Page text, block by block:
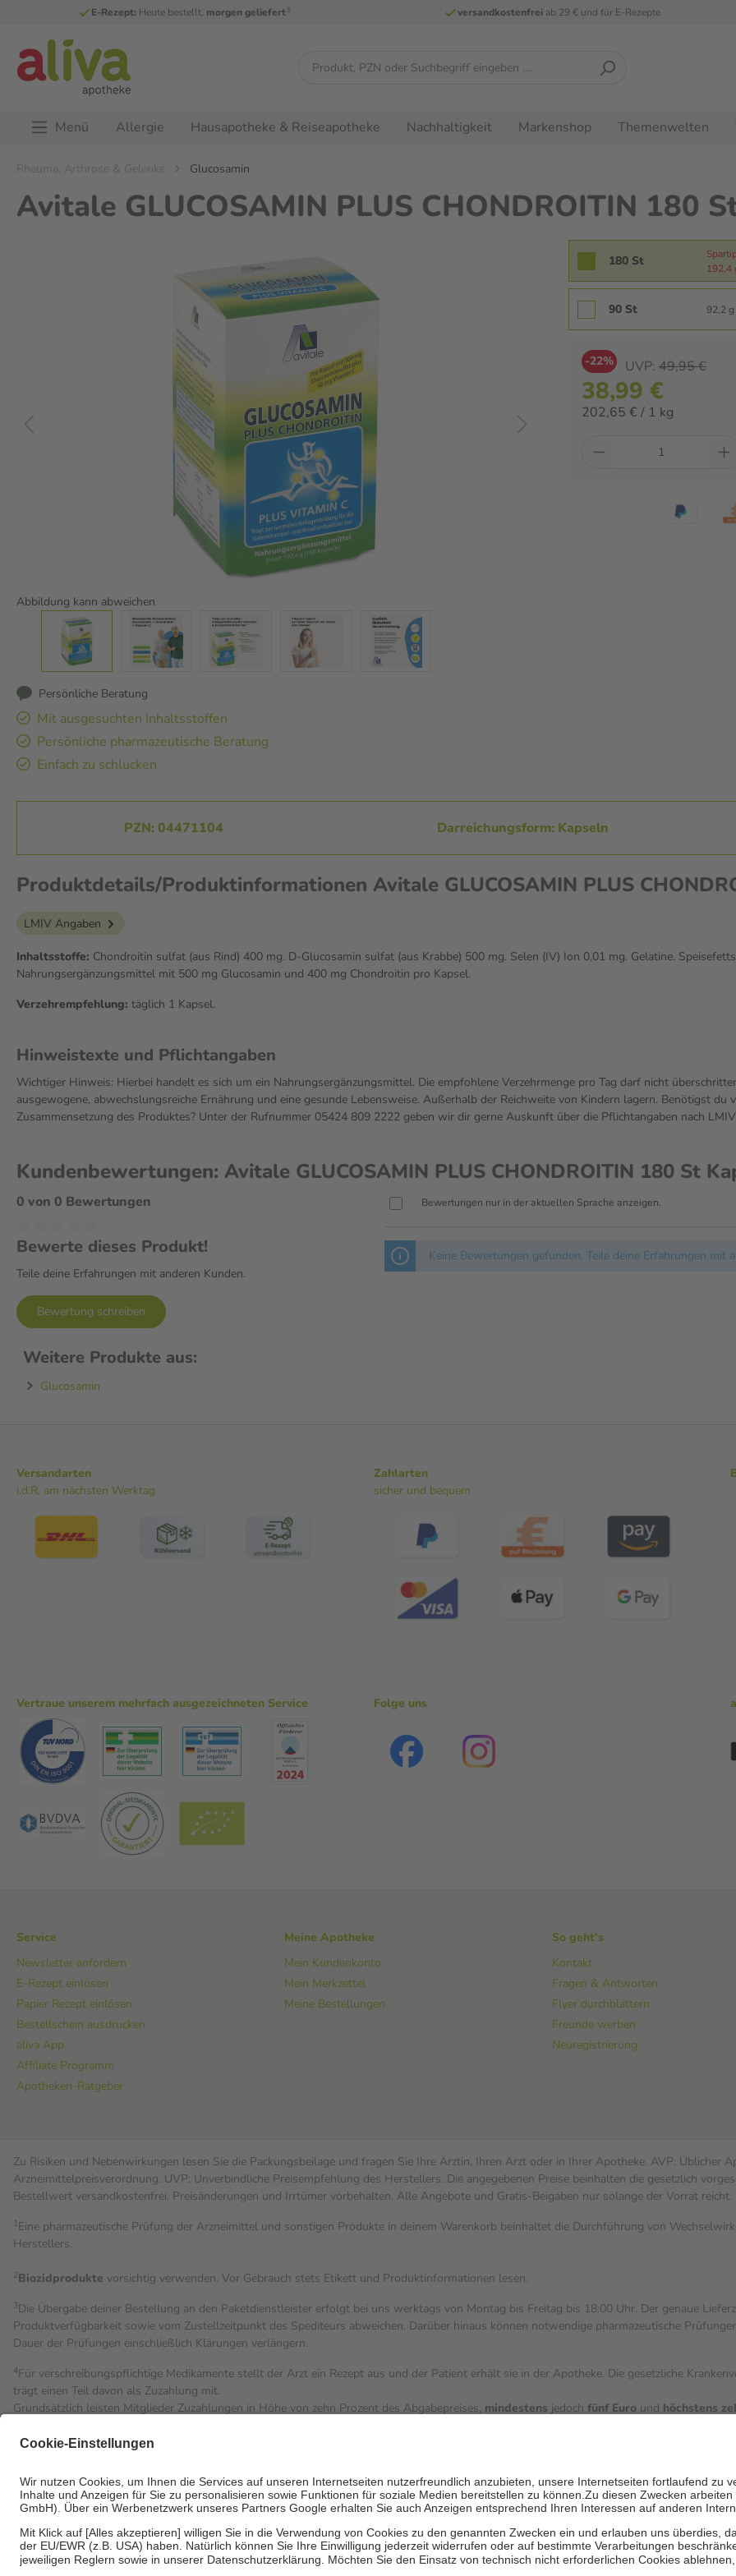
E-Rezept: Heute bestellt, morgen geliefert3 versandkostenfreiab 29 € und für E-Rezepte
Menü Allergie Hausapotheke & Reiseapotheke Nachhaltigkeit Markenshop Themenwelten
Rheuma, Arthrose & Gelenke Glucosamin
Avitale GLUCOSAMIN PLUS CHONDROITIN 180
Abbildung kann abweichen
Persönliche Beratung
Mit ausgesuchten Inhaltsstoffen
Persönliche pharmazeutische Beratung
Einfach zu schlucken
180 St
192,4
90 St 92,2
-22% UVP: 49,95 €
38,99 €
202,65 € / 1 kg
PZN: 04471104 Darreichungsform: Kapseln
Produktdetails/Produktinformationen Avitale GLUCOSAMIN PLUS
LMIV Angaben
Inhaltsstoffe: Chondroitin sulfat (aus Rind) 400 mg. D-Glucosamin sulfat (aus Krabbe) 500 mg. Selen (IV) Ion 0,01 mg. Gelatine.
Nahrungsergänzungsmittel mit 500 mg Glucosamin und 400 mg Chondroitin pro Kapsel.
Verzehrempfehlung: täglich 1 Kapsel.
Hinweistexte und Pflichtangaben
Wichtiger Hinweis: Hierbei handelt es sich um ein Nahrungsergänzungsmittel. Die empfohlene Verzehrmenge pro Tag darf nicht
ausgewogene, abwechslungsreiche Ernährung und eine gesunde Lebensweise. Außerhalb der Reichweite von Kindern lagern. Benötigst
Zusammensetzung des Produktes? Unter der Rufnummer 05424 809 2222 geben wir dir gerne Auskunft über die Pflichtangaben nach LMIV.
Kundenbewertungen: Avitale GLUCOSAMIN PLUS CHONDROITIN 180 St
0 von 0 Bewertungen
Bewerte dieses Produkt!
Teile deine Erfahrungen mit anderen Kunden.
Bewertung schreiben
Bewertungen nur in der aktuellen Sprache anzeigen.
Keine Bewertungen gefunden. Teile deine Erfahrungen mit
Weitere Produkte aus:
Glucosamin
Versandarten
i.d.R. am nächsten Werktag
Zahlarten
sicher und bequem
Vertraue unserem mehrfach ausgezeichneten Service Folge uns
Service
Newsletter anfordern
E-Rezept einlösen
Papier Rezept einlösen
Bestellschein ausdrucken
aliva App
Affiliate Programm
Apotheken-Ratgeber
Meine Apotheke
Mein Kundenkonto
Mein Merkzettel
Meine Bestellungen
So geht's
Kontakt
Fragen & Antworten
Flyer durchblättern
Freunde werben
Neuregistrierung
Zu Risiken und Nebenwirkungen lesen Sie die Packungsbeilage und fragen Sie Ihre Ärztin, Ihren Arzt oder in Ihrer Apotheke. AVP: Üblicher
Arzneimittelpreisverordnung. UVP: Unverbindliche Preisempfehlung des Herstellers. Die angegebenen Preise beinhalten die gesetzlich
Bestell­wert versand­kosten­frei. Preisänderungen und Irrtümer vorbehalten. Alle Angebote und Gratis-Beigaben nur solange der Vorrat reicht.
1Eine pharmazeutische Prüfung der Arzneimittel und sonstigen Produkte in deinem Warenkorb beinhaltet die Durchführung von
Herstellers.
2Biozidprodukte vorsichtig verwenden. Vor Gebrauch stets Etikett und Produktinformationen lesen.
3Die Übergabe deiner Bestellung an den Paketdienstleister erfolgt bei uns werktags von Montag bis Freitag bis 18:00 Uhr. Der genaue
Produktverfügbarkeit sowie vom Zustellzeitpunkt des Spediteurs abweichen. Darüber hinaus können notwendige pharmazeutische
Dauer der Prüfungen einschließlich Klärungen verlängern.
4Für verschreibungspflichtige Medikamente stellt der Arzt ein Rezept aus und der Patient erhält sie in der Apotheke. Die gesetzliche
trägt einen Teil davon als Zuzahlung mit.
Grundsätzlich leisten Mitglieder Zuzahlungen in Höhe von zehn Prozent des Abgabepreises, mindestens jedoch fünf Euro und höchstens
Diese Regeln gelten grundsätzlich auch für Online-Apotheken.
Um das Engagement der Versicherten für ihre eigene Gesundheit zu stärken und die besondere Stellung der Familie zu unterstützen, fallen
• Kindern und Jugendlichen bis zum vollendeten 18. Lebensjahr mit Ausnahme der Fahrkosten
• Untersuchungen zur Vorsorge und Früherkennung, die von der GKV getragen werden
• empfohlenen Schutzimpfungen
• Harn- und Blutteststreifen